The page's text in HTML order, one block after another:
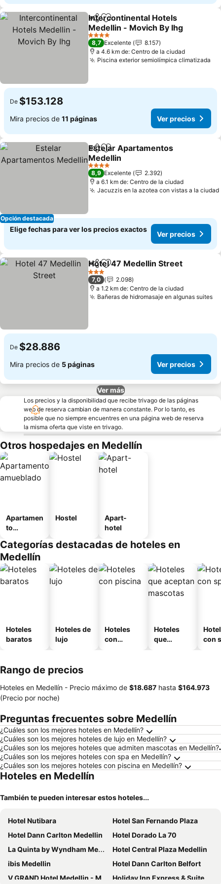
CompartirAgregar a favoritos
Intercontinental Hotels
Medellin - Movich By Ihg
Ver precios
4 Estrellas
8,7 Excelente
8.157
a 4.6 km de: Centro de la ciudad
Piscina exterior semiolímpica climatizada
De $153.128
Mira precios de 11 páginas Ver precios
Opción destacada
CompartirAgregar a favoritos
Estelar Apartamentos
Medellin
Ver precios
4 Estrellas
8,9 Excelente
2.392
a 6.1 km de: Centro de la ciudad
Jacuzzis en la azotea con vistas a la ciudad
Elige fechas para ver los precios exactos
Ver precios
CompartirAgregar a favoritos
Hotel 47 Medellin Street
3 Estrellas
7,0
2.098
a 1.2 km de: Centro de la ciudad
Bañeras de hidromasaje en algunas suites
De $28.886
Mira precios de 5 páginas Ver precios
Ver más
Los precios y la disponibilidad que recibe trivago de las páginas
web de reserva cambian de manera constante. Por lo tanto, es
posible que no siempre encuentres en una página web de reserva
la misma oferta que viste en trivago.
Otros hospedajes en Medellín
Apartamen
to
o
Hostel
Apart-
hotel
Categorías destacadas de hoteles en
Medellín
Hoteles
baratos
Hoteles de
lujo
Hoteles
con
Hoteles
que
con
Rango de precios
Hoteles en Medellín - Precio máximo de ‎$18.687 hasta ‎$164.973
(Precio por noche)
Preguntas frecuentes sobre Medellín
¿Cuáles son los mejores hoteles en Medellín?
¿Cuáles son los mejores hoteles de lujo en Medellín?
¿Cuáles son los mejores hoteles que admiten mascotas en Medellín?
¿Cuáles son los mejores hoteles con spa en Medellín?
¿Cuáles son los mejores hoteles con piscina en Medellín?
Hoteles en Medellín
También te pueden interesar estos hoteles...
Hotel Nutibara
Hotel San Fernando Plaza
Hotel Dann Carlton Medellin
Hotel Dorado La 70
La Quinta by Wyndham Medellin
Hotel Central Plaza Medellin
ibis Medellin
Hotel Dann Carlton Belfort
V GRAND Hotel Medellin - Member of Radisson Individuals
Holiday Inn Express & Suites Medellin By Ihg